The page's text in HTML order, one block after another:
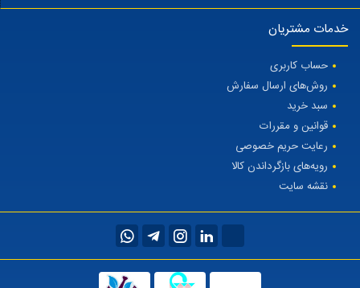
خدمات مشتریان
حساب کاربری
روش‌های ارسال سفارش
سبد خرید
قوانین و مقررات
رعایت حریم خصوصی
رویه‌های بازگرداندن کالا
نقشه سایت